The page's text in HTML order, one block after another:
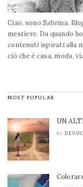
Ciao, sono Sabrina.
mestiere. Da quando
contenuti ispirati alla
ciò che è casa, moda,
MOST POPULAR
UN
by